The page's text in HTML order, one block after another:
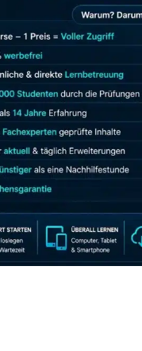
JETZT AB 7,40 EUR/